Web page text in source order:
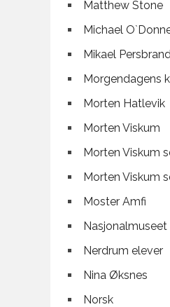
Matthew Stone
Michael
Mikael
Morgendagens
Morten Hatlevik
Morten Viskum
Morten Viskum
Morten Viskum
Moster Amfi
Nasjonalmuseet
Nerdrum elever
Nina Øksnes
Norsk